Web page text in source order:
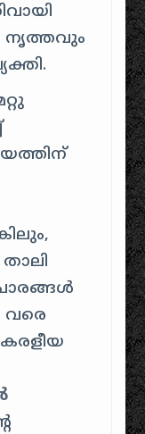
നൃത്തവും
വരെ